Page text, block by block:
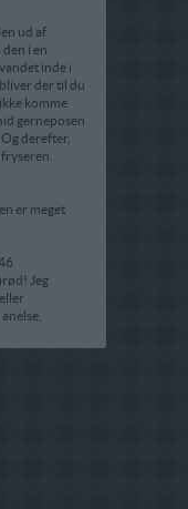
ud af
i en
inde i
der til du
komme
gerneposen
derefter,
er meget
Jeg